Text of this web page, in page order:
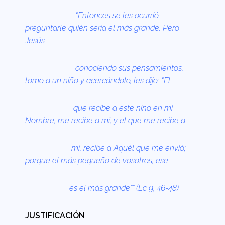
“Entonces se les ocurrió
preguntarle quién sería el más grande. Pero
Jesús
conociendo sus pensamientos,
tomo a un niño y acercándolo, les dijo: “El
que recibe a este niño en mi
Nombre, me recibe a mí, y el que me recibe a
mí, recibe a Aquél que me envió;
porque el más pequeño de vosotros, ese
es el más grande”” (Lc 9, 46-48)
JUSTIFICACIÓN